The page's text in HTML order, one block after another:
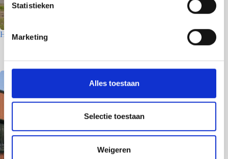
m
m
i
e
c
i
Statistieken
Marketing
Alles toestaan
Selectie toestaan
Weigeren
Houtfabriek – Utrecht